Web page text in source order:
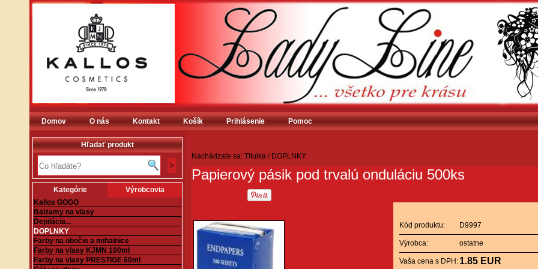
Domov O nás Kontakt Košík Prihlásenie Pomoc
Hľadať produkt
Kategórie
Výrobcovia
Kallos GOGO
Balzamy na vlasy
Depilácia...
DOPLNKY
Farby na obočie a mihalnice
Farby na vlasy KJMN 100ml
Farby na vlasy PRESTIGE 60ml
Nachádzate sa: Titulka / DOPLNKY
Papierový pásik pod trvalú onduláciu 500ks
Kód produktu: D9997
Výrobca: ostatne
Vaša cena s DPH: 1.85 EUR